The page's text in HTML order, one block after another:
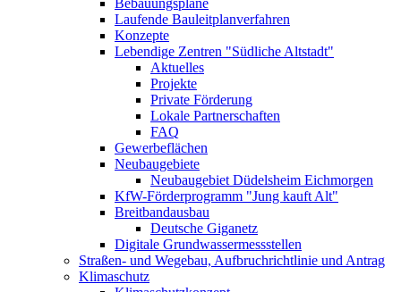
Bebauungspläne
Laufende Bauleitplanverfahren
Konzepte
Lebendige Zentren "Südliche Altstadt"
Aktuelles
Projekte
Private Förderung
Lokale Partnerschaften
FAQ
Gewerbeflächen
Neubaugebiete
Neubaugebiet Düdelsheim Eichmorgen
KfW-Förderprogramm "Jung kauft Alt"
Breitbandausbau
Deutsche Giganetz
Digitale Grundwassermessstellen
Straßen- und Wegebau, Aufbruchrichtlinie und Antrag
Klimaschutz